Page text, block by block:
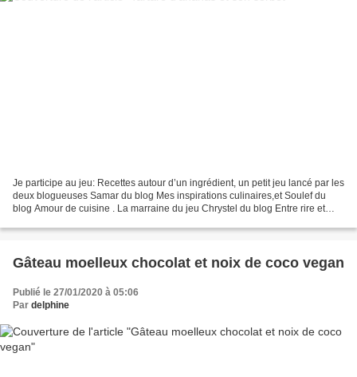
Je participe au jeu: Recettes autour d’un ingrédient, un petit jeu lancé par les
deux blogueuses Samar du blog Mes inspirations culinaires,et Soulef du
blog Amour de cuisine . La marraine du jeu Chrystel du blog Entre rire et
Gâteau moelleux chocolat et noix de coco vegan
Publié le 27/01/2020 à 05:06
Par delphine